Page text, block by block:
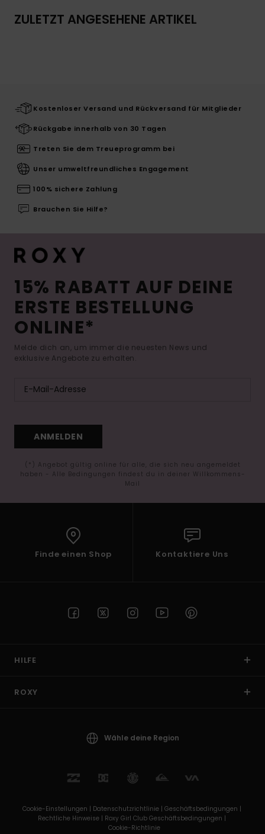
ZULETZT ANGESEHENE ARTIKEL
Kostenloser Versand und Rückversand für Mitglieder
Rückgabe innerhalb von 30 Tagen
Treten Sie dem Treueprogramm bei
Unser umweltfreundliches Engagement
100% sichere Zahlung
Brauchen Sie Hilfe?
15% RABATT AUF DEINE
ERSTE BESTELLUNG
ONLINE*
Melde dich an, um immer die neuesten News und
exklusive Angebote zu erhalten.
ANMELDEN
(*) Angebot gültig online für alle, die sich neu angemeldet
haben - Alle Bedingungen findest du in deiner Willkommens-
Mail
Finde einen Shop Kontaktiere Uns
HILFE
ROXY
Wähle deine Region
Cookie-Einstellungen | Datenschutzrichtlinie | Geschäftsbedingungen |
Rechtliche Hinweise | Roxy Girl Club Geschäftsbedingungen |
Cookie-Richtlinie